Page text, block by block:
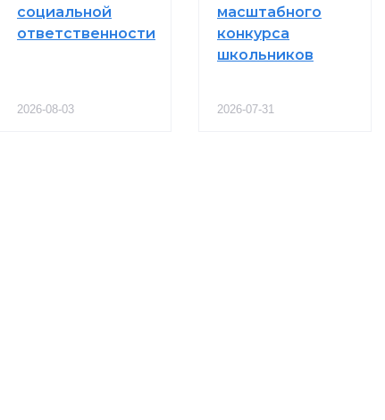
социальной
ответственности
2026-08-03
масштабного
конкурса
школьников
2026-07-31